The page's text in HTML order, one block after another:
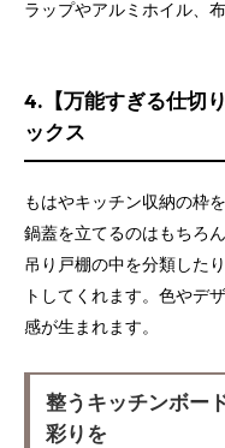
ラップやアルミホイル、
4.【万能すぎる仕切
ックス
もはやキッチン収納の枠
鍋蓋を立てるのはもちろ
吊り戸棚の中を分類した
トしてくれます。色やデ
感が生まれます。
整うキッチンボー
彩りを